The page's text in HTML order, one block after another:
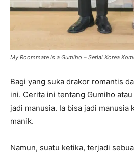
My Roommate is a Gumiho – Serial Korea
Bagi yang suka drakor romantis
ini. Cerita ini tentang Gumiho atau
jadi manusia. Ia bisa jadi manusia
manik.
Namun, suatu ketika, terjadi